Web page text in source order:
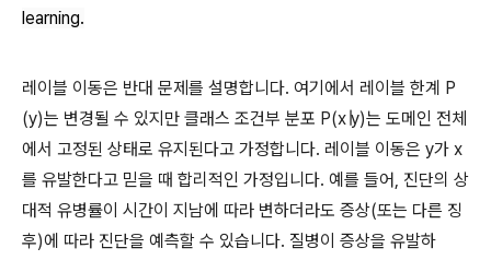
learning.
레이블 이동은 반대 문제를 설명합니다. 여기에서 레이블 한계 P
(y)는 변경될 수 있지만 클래스 조건부 분포 P(x∣y)는 도메인 전체
에서 고정된 상태로 유지된다고 가정합니다. 레이블 이동은 y가 x
를 유발한다고 믿을 때 합리적인 가정입니다. 예를 들어, 진단의 상
대적 유병률이 시간이 지남에 따라 변하더라도 증상(또는 다른 징
후)에 따라 진단을 예측할 수 있습니다. 질병이 증상을 유발하